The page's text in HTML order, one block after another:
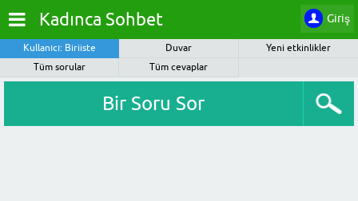
Giriş
Kadınca Sohbet
Kullanıcı: Biriiste Duvar
Yeni etkinlikler
Tüm sorular
Tüm cevaplar
Bir Soru Sor